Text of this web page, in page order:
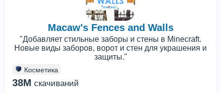
Macaw's Fences and Walls
"Добавляет стильные заборы и стены в Minecraft.
Новые виды заборов, ворот и стен для украшения и
защиты."
Косметика
38M скачиваний